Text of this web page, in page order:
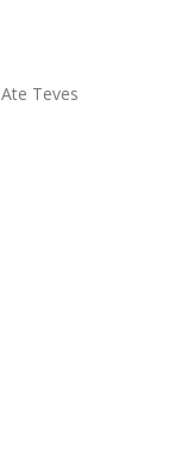
Ate Teves